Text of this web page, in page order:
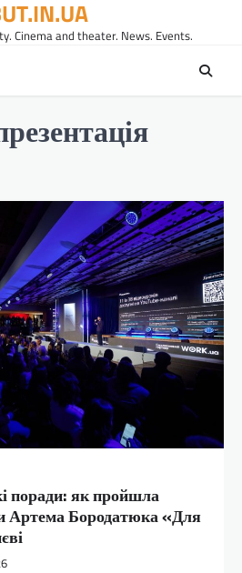
Cinema and theater. News. Events.
поради: як пройшла
Артема Бородатюка «Для